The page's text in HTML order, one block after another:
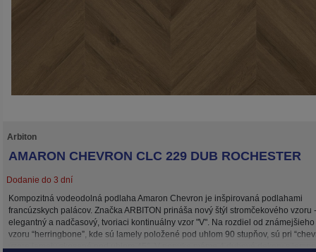
Arbiton
AMARON CHEVRON CLC 229 DUB ROCHESTER
Dodanie do 3 dní
Kompozitná vodeodolná podlaha Amaron Chevron je inšpirovaná podlahami
francúzskych palácov. Značka ARBITON prináša nový štýl stromčekového vzoru -
elegantný a nadčasový, tvoriaci kontinuálny vzor "V". Na rozdiel od známejšieho
vzoru “herringbone”, kde sú lamely položené pod uhlom 90 stupňov, sú pri